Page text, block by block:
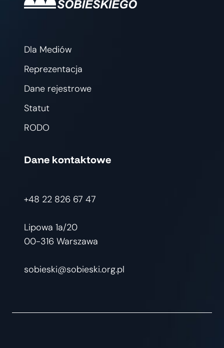
Dla Mediów
Reprezentacja
Dane rejestrowe
Statut
RODO
Dane kontaktowe
+48 22 826 67 47
Lipowa 1a/20
00-316 Warszawa
sobieski@sobieski.org.pl